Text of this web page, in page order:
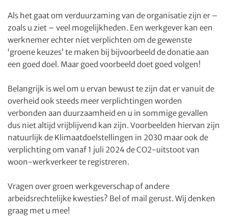
Als het gaat om verduurzaming van de organisatie zijn er –
zoals u ziet – veel mogelijkheden. Een werkgever kan een
werknemer echter niet verplichten om de gewenste
‘groene keuzes’ te maken bij bijvoorbeeld de donatie aan
een goed doel. Maar goed voorbeeld doet goed volgen!
Belangrijk is wel om u ervan bewust te zijn dat er vanuit de
overheid ook steeds meer verplichtingen worden
verbonden aan duurzaamheid en u in sommige gevallen
dus niet altijd vrijblijvend kan zijn. Voorbeelden hiervan zijn
natuurlijk de Klimaatdoelstellingen in 2030 maar ook de
verplichting om vanaf 1 juli 2024 de CO2-uitstoot van
woon-werkverkeer te registreren.
Vragen over groen werkgeverschap of andere
arbeidsrechtelijke kwesties? Bel of mail gerust. Wij denken
graag met u mee!